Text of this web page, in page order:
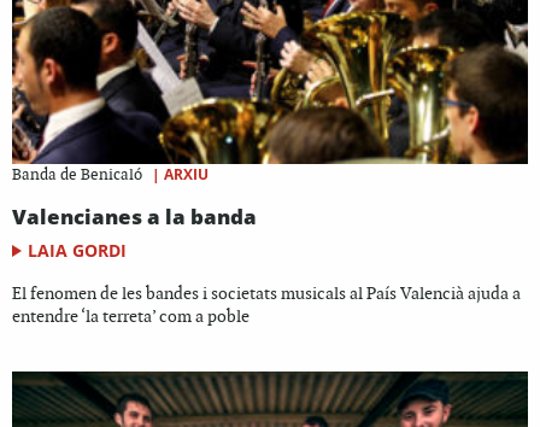
Banda de Benicaló | ARXIU
Valencianes a la banda
LAIA GORDI
El fenomen de les bandes i societats musicals al País Valencià ajuda a
entendre ‘la terreta’ com a poble